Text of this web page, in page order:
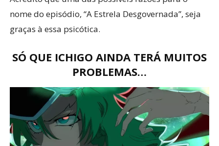
nome do episódio, “A Estrela Desgovernada”, seja
graças à essa psicótica.
SÓ QUE ICHIGO AINDA TERÁ MUITOS
PROBLEMAS…